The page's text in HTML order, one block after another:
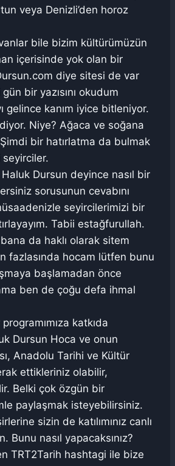
veya Denizli’den horoz
bile bizim kültürümüzün
içerisinde yok olan bir
diye sitesi de var
bir yazısını okudum
gelince kanım iyice bitleniyor.
Niye? Ağaca ve soğana
bir hatırlatma da bulmak
Dursun deyince nasıl bir
sorusunun cevabını
seyircilerimizi bir
Tabii estağfurullah.
da haklı olarak sitem
fazlasında hocam lütfen bunu
başlamadan önce
ben de çoğu defa ihmal
katkıda
Dursun Hoca ve onun
Anadolu Tarihi ve Kültür
ettikleriniz olabilir,
Belki çok özgün bir
paylaşmak isteyebilirsiniz.
sizin de katılımınız canlı
Bunu nasıl yapacaksınız?
TRT2Tarih hashtagi ile bize